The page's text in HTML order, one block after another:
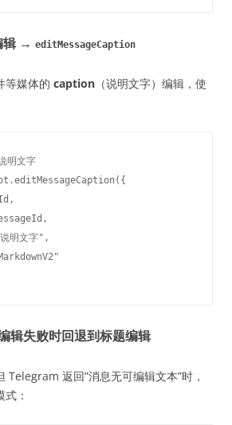
辑 → editMessageCaption
等媒体的 caption （说明文字）编辑，使
明文字
明文字",
辑失败时回退到标题编辑
Telegram 返回”消息无可编辑文本”时，
：